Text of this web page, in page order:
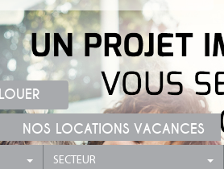
LOUER
NOS LOCATIONS VACANCES
SECTEUR